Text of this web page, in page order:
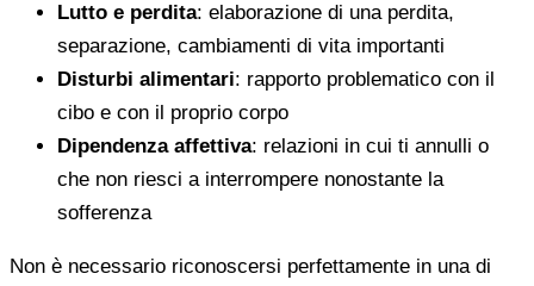
Lutto e perdita: elaborazione di una perdita,
separazione, cambiamenti di vita importanti
Disturbi alimentari: rapporto problematico con il
cibo e con il proprio corpo
Dipendenza affettiva: relazioni in cui ti annulli o
che non riesci a interrompere nonostante la
sofferenza
Non è necessario riconoscersi perfettamente in una di